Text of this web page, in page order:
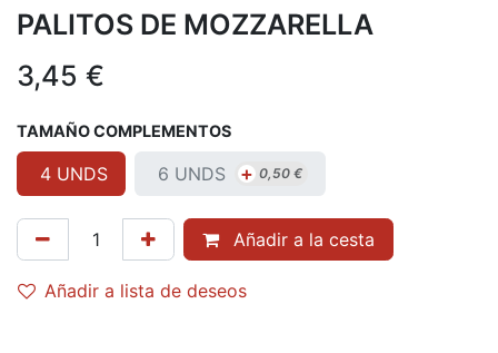
PALITOS DE MOZZARELLA
3,45 €
TAMAÑO COMPLEMENTOS
4 UNDS 6 UNDS + 0,50 €
Añadir a la cesta
Añadir a lista de deseos